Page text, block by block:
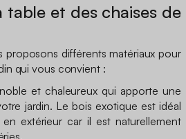
table et des chaises de
proposons différents matériaux pour
qui vous convient :
et chaleureux qui apporte une
jardin. Le bois exotique est idéal
extérieur car il est naturellement